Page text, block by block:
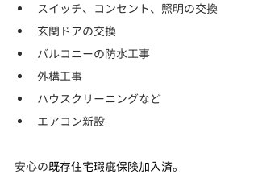
スイッチ、コンセント、照明の交換
玄関ドアの交換
バルコニーの防水工事
外構工事
ハウスクリーニングなど
エアコン新設
安心の既存住宅瑕疵保険加入済。